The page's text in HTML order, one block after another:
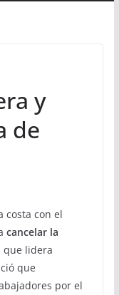
y
de
costa con el
cancelar la
que lidera
que
por el